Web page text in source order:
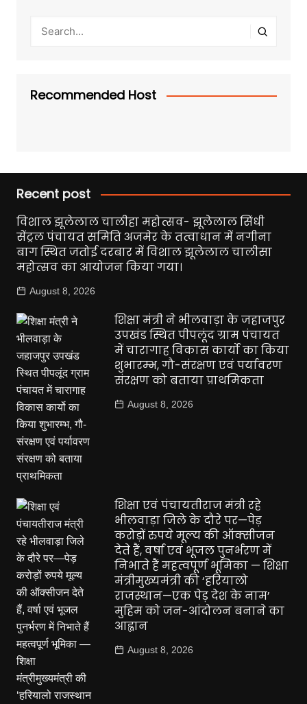
Recommended Host
Recent post
विशाल झूलेलाल चालीहा महोत्सव- झूलेलाल सिंधी
सेंट्रल पंचायत समिति अजमेर के तत्वाधान में नगीना
बाग स्थित जतोई दरबार में विशाल झूलेलाल चालीसा
महोत्सव का आयोजन किया गया।
August 8, 2026
शिक्षा मंत्री ने भीलवाड़ा के जहाजपुर
उपखंड स्थित पीपलूंद ग्राम पंचायत
में चारागाह विकास कार्यो का किया
शुभारम्भ, गौ-संरक्षण एवं पर्यावरण
संरक्षण को बताया प्राथमिकता
August 8, 2026
शिक्षा एवं पंचायतीराज मंत्री रहे
भीलवाड़ा जिले के दौरे पर—पेड़
करोड़ों रुपये मूल्य की ऑक्सीजन
देते हैं, वर्षा एवं भूजल पुनर्भरण में
निभाते हैं महत्वपूर्ण भूमिका — शिक्षा
मंत्रीमुख्यमंत्री की ‘हरियालो
राजस्थान—एक पेड़ देश के नाम’
मुहिम को जन-आंदोलन बनाने का
आह्वान
August 8, 2026